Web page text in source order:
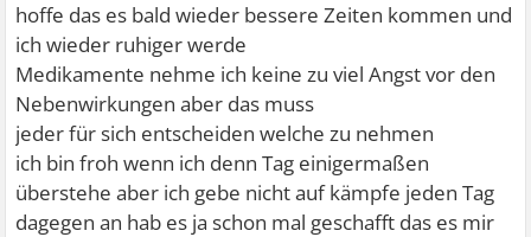
hoffe das es bald wieder bessere Zeiten kommen und
ich wieder ruhiger werde
Medikamente nehme ich keine zu viel Angst vor den
Nebenwirkungen aber das muss
jeder für sich entscheiden welche zu nehmen
ich bin froh wenn ich denn Tag einigermaßen
überstehe aber ich gebe nicht auf kämpfe jeden Tag
dagegen an hab es ja schon mal geschafft das es mir